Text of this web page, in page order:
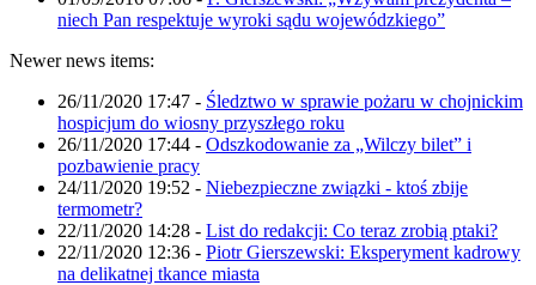
niech Pan respektuje wyroki sądu wojewódzkiego”
Newer news items:
26/11/2020 17:47 - Śledztwo w sprawie pożaru w chojnickim
hospicjum do wiosny przyszłego roku
26/11/2020 17:44 - Odszkodowanie za „Wilczy bilet” i
pozbawienie pracy
24/11/2020 19:52 - Niebezpieczne związki - ktoś zbije
termometr?
22/11/2020 14:28 - List do redakcji: Co teraz zrobią ptaki?
22/11/2020 12:36 - Piotr Gierszewski: Eksperyment kadrowy
na delikatnej tkance miasta